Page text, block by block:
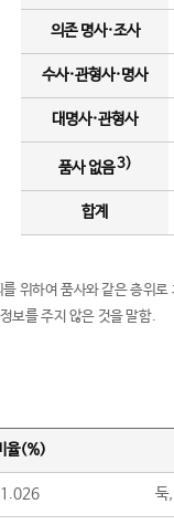
의존 명사·조사
수사·관형사·명사
대명사·관형사
품사 없음3)
합계
위하여 품사와 같은 층위로
보를 주지 않은 것을 말함.
율(%)
1.026 둑